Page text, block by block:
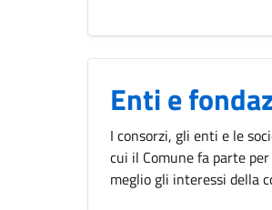
Enti e
I consorzi, gli enti e le
cui il Comune fa parte
meglio gli interessi della